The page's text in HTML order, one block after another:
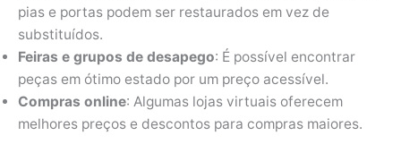
pias e portas podem ser restaurados em vez de
substituídos.
Feiras e grupos de desapego: É possível encontrar
peças em ótimo estado por um preço acessível.
Compras online: Algumas lojas virtuais oferecem
melhores preços e descontos para compras maiores.